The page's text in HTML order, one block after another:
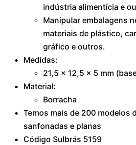
indústria alimentícia e
Manipular embalagens
materiais de plástico,
gráfico e outros.
Medidas:
21,5 x 12,5 x 5 mm
Material:
Borracha
Temos mais de 200 modelos
sanfonadas e planas
Código Sulbrás 5159